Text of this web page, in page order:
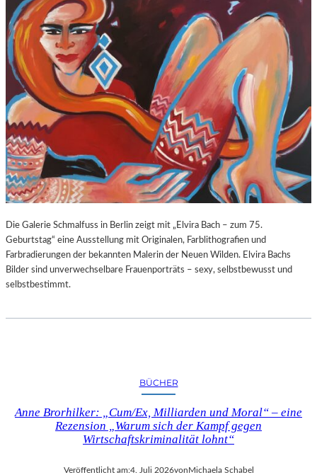
Z
A
R
T
S
7
0
.
G
E
B
U
T
S
T
A
Die Galerie Schmalfuss in Berlin zeigt mit „Elvira Bach – zum 75.
Geburtstag“ eine Ausstellung mit Originalen, Farblithografien und
Farbradierungen der bekannten Malerin der Neuen Wilden. Elvira Bachs
Bilder sind unverwechselbare Frauenporträts – sexy, selbstbewusst und
selbstbestimmt.
BÜCHER
Anne Brorhilker: „Cum/Ex, Milliarden und Moral“ – eine
Rezension „Warum sich der Kampf gegen
Wirtschaftskriminalität lohnt“
Veröffentlicht am:4. Juli 2026vonMichaela Schabel